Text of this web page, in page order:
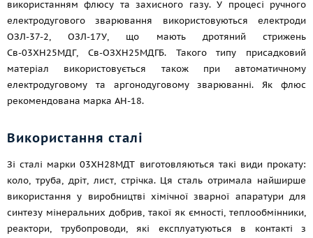
використанням флюсу та захисного газу. У процесі ручного
електродугового зварювання використовуються електроди
ОЗЛ-37-2, ОЗЛ-17У, що мають дротяний стрижень
Св-03ХН25МДГ, Св-ОЗХН25МДГБ. Такого типу присадковий
матеріал використовується також при автоматичному
електродуговому та аргонодуговому зварюванні. Як флюс
рекомендована марка АН-18.
Використання сталі
Зі сталі марки 03ХН28МДТ виготовляються такі види прокату:
коло, труба, дріт, лист, стрічка. Ця сталь отримала найширше
використання у виробництві хімічної зварної апаратури для
синтезу мінеральних добрив, такої як ємності, теплообмінники,
реактори, трубопроводи, які експлуатуються в контакті з